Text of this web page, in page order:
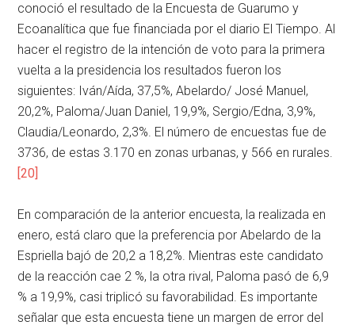
conoció el resultado de la Encuesta de Guarumo y
Ecoanalítica que fue financiada por el diario El Tiempo. Al
hacer el registro de la intención de voto para la primera
vuelta a la presidencia los resultados fueron los
siguientes: Iván/Aída, 37,5%, Abelardo/ José Manuel,
20,2%, Paloma/Juan Daniel, 19,9%, Sergio/Edna, 3,9%,
Claudia/Leonardo, 2,3%. El número de encuestas fue de
3736, de estas 3.170 en zonas urbanas, y 566 en rurales.
[20]
En comparación de la anterior encuesta, la realizada en
enero, está claro que la preferencia por Abelardo de la
Espriella bajó de 20,2 a 18,2%. Mientras este candidato
de la reacción cae 2 %, la otra rival, Paloma pasó de 6,9
% a 19,9%, casi triplicó su favorabilidad. Es importante
señalar que esta encuesta tiene un margen de error del